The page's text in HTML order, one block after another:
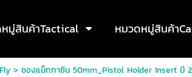
มู่สินค้าTactical หมวดหมู่สินค้า
> ซองแม็กกาซีน 50mm_Pistol Holder Insert มี